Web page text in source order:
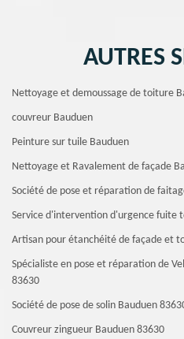
AUTRES
Nettoyage et demoussage de toiture
couvreur Bauduen
Peinture sur tuile Bauduen
Nettoyage et Ravalement de façade
Société de pose et réparation de
Service d'intervention d'urgence fuite
Artisan pour étanchéité de façade et
Spécialiste en pose et réparation de
83630
Société de pose de solin Bauduen
Couvreur zingueur Bauduen 83630